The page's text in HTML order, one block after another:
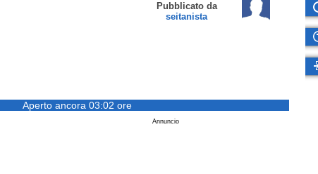
Pubblicato da
seitanista
Aperto ancora 03:02 ore
Annuncio